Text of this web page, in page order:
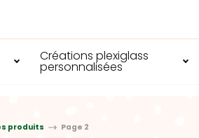
Créations plexiglass
personnalisées
produits Page 2